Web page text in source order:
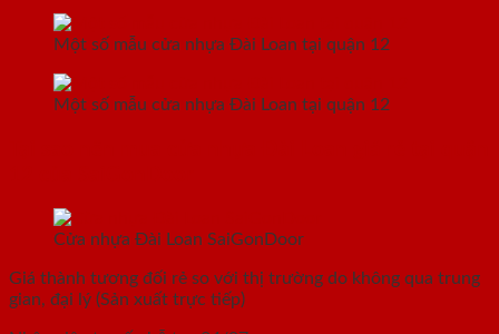
Một số mẫu cửa nhựa Đài Loan tại quận 12
Một số mẫu cửa nhựa Đài Loan tại quận 12
Cửa nhựa Đài Loan SaiGonDoor
Giá thành tương đối rẻ so với thị trường do không qua trung
gian, đại lý (Sản xuất trực tiếp)